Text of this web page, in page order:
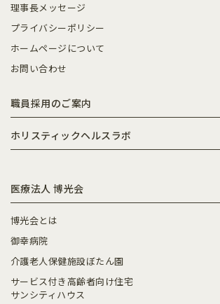
理事長メッセージ
プライバシーポリシー
ホームページについて
お問い合わせ
職員採用のご案内
ホリスティックヘルスラボ
医療法人 博光会
博光会とは
御幸病院
介護老人保健施設ぼたん園
サービス付き高齢者向け住宅
サンシティハウス